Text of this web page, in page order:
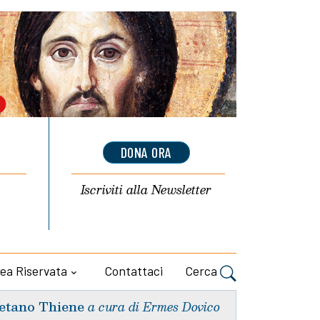
DONA ORA
Iscriviti allaNewsletter
Riservata Contattaci Cerca
Thiene a cura di Ermes Dovico